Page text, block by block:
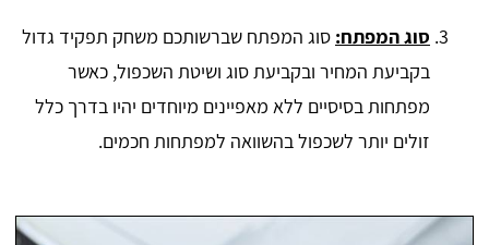
סוג המפתח: סוג המפתח שברשותכם משחק תפקיד גדול
בקביעת המחיר ובקביעת סוג ושיטת השכפול, כאשר
מפתחות בסיסיים ללא מאפיינים מיוחדים יהיו בדרך כלל
זולים יותר לשכפול בהשוואה למפתחות חכמים.